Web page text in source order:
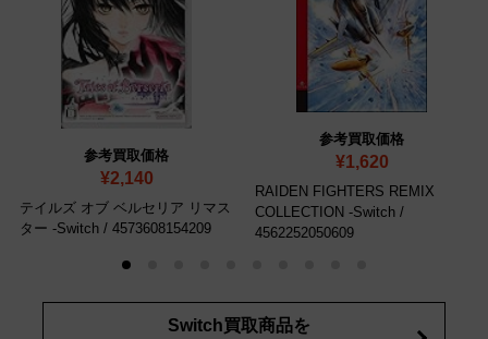
参考買取価格
¥2,140
テイルズ オブ ベルセリア リマス
ター -Switch / 4573608154209
参考買取価格
¥1,620
RAIDEN FIGHTERS REMIX
COLLECTION -Switch /
4562252050609
Switch買取商品を